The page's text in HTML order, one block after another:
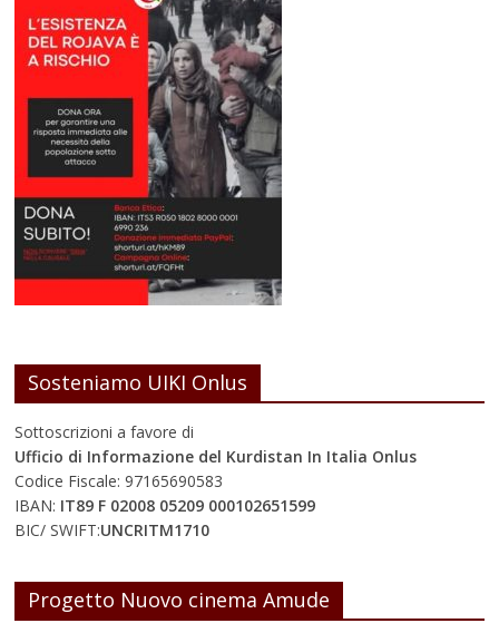
Sosteniamo UIKI Onlus
Sottoscrizioni a favore di
Ufficio di Informazione del Kurdistan In Italia Onlus
Codice Fiscale: 97165690583
IBAN: IT89 F 02008 05209 000102651599
BIC/ SWIFT:UNCRITM1710
Progetto Nuovo cinema Amude